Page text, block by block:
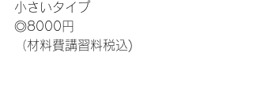
小さいタイプ
◎8000円
（材料費講習料税込)